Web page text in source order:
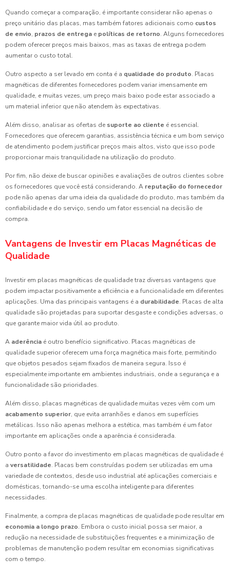
Quando começar a comparação, é importante considerar não apenas o
preço unitário das placas, mas também fatores adicionais como custos
de envio, prazos de entrega e políticas de retorno. Alguns fornecedores
podem oferecer preços mais baixos, mas as taxas de entrega podem
aumentar o custo total.
Outro aspecto a ser levado em conta é a qualidade do produto. Placas
magnéticas de diferentes fornecedores podem variar imensamente em
qualidade, e muitas vezes, um preço mais baixo pode estar associado a
um material inferior que não atendem às expectativas.
Além disso, analisar as ofertas de suporte ao cliente é essencial.
Fornecedores que oferecem garantias, assistência técnica e um bom serviço
de atendimento podem justificar preços mais altos, visto que isso pode
proporcionar mais tranquilidade na utilização do produto.
Por fim, não deixe de buscar opiniões e avaliações de outros clientes sobre
os fornecedores que você está considerando. A reputação do fornecedor
pode não apenas dar uma ideia da qualidade do produto, mas também da
confiabilidade e do serviço, sendo um fator essencial na decisão de
compra.
Vantagens de Investir em Placas Magnéticas de
Qualidade
Investir em placas magnéticas de qualidade traz diversas vantagens que
podem impactar positivamente a eficiência e a funcionalidade em diferentes
aplicações. Uma das principais vantagens é a durabilidade. Placas de alta
qualidade são projetadas para suportar desgaste e condições adversas, o
que garante maior vida útil ao produto.
A aderência é outro benefício significativo. Placas magnéticas de
qualidade superior oferecem uma força magnética mais forte, permitindo
que objetos pesados sejam fixados de maneira segura. Isso é
especialmente importante em ambientes industriais, onde a segurança e a
funcionalidade são prioridades.
Além disso, placas magnéticas de qualidade muitas vezes vêm com um
acabamento superior, que evita arranhões e danos em superfícies
metálicas. Isso não apenas melhora a estética, mas também é um fator
importante em aplicações onde a aparência é considerada.
Outro ponto a favor do investimento em placas magnéticas de qualidade é
a versatilidade. Placas bem construídas podem ser utilizadas em uma
variedade de contextos, desde uso industrial até aplicações comerciais e
domésticas, tornando-se uma escolha inteligente para diferentes
necessidades.
Finalmente, a compra de placas magnéticas de qualidade pode resultar em
economia a longo prazo. Embora o custo inicial possa ser maior, a
redução na necessidade de substituições frequentes e a minimização de
problemas de manutenção podem resultar em economias significativas
com o tempo.